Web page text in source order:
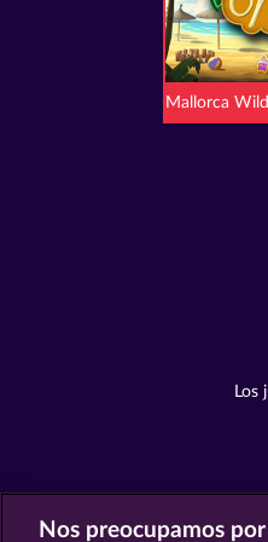
Mallorca
Los
Nos preocupamos